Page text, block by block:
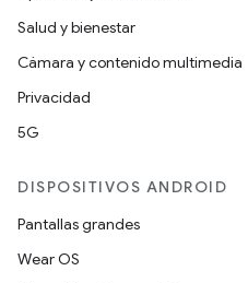
Salud y bienestar
Cámara y contenido multimedia
Privacidad
5G
DISPOSITIVOS ANDROID
Pantallas grandes
Wear OS